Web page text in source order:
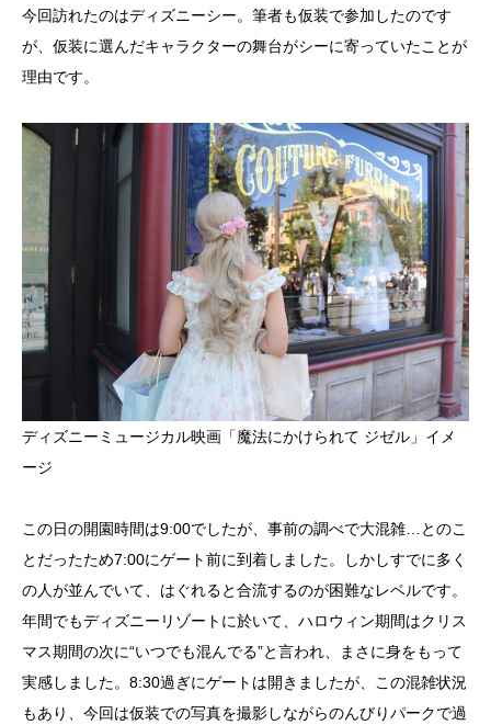
今回訪れたのはディズニーシー。筆者も仮装で参加したのです
が、仮装に選んだキャラクターの舞台がシーに寄っていたことが
理由です。
ディズニーミュージカル映画「魔法にかけられて ジゼル」イメ
ージ
この日の開園時間は9:00でしたが、事前の調べで大混雑…とのこ
とだったため7:00にゲート前に到着しました。しかしすでに多く
の人が並んでいて、はぐれると合流するのが困難なレベルです。
年間でもディズニーリゾートに於いて、ハロウィン期間はクリス
マス期間の次に“いつでも混んでる”と言われ、まさに身をもって
実感しました。8:30過ぎにゲートは開きましたが、この混雑状況
もあり、今回は仮装での写真を撮影しながらのんびりパークで過